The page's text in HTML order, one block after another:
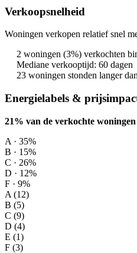
Verkoopsnelheid
Woningen verkopen relatief snel
2 woningen (3%) verkochten
Mediane verkooptijd: 60 dagen
23 woningen stonden langer
Energielabels &
21% van de verkochte woningen
A · 35%
B · 15%
C · 26%
D · 12%
F · 9%
A (12)
B (5)
C (9)
D (4)
E (1)
F (3)